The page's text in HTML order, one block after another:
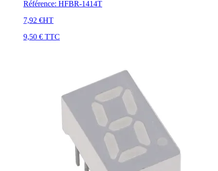
Référence: HFBR-1414T
7,92 €HT
9,50 € TTC